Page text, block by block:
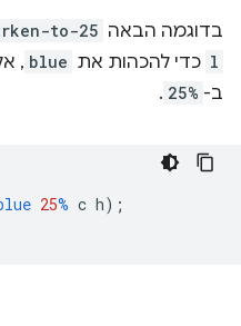
בדוגמה הבאה to-25
l כדי להכהות את blue
,
ב- 25%
.
25% c h);